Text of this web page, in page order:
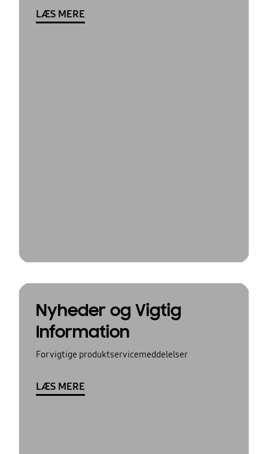
LÆS MERE
Nyheder og Vigtig
Information
For vigtige produktservicemeddelelser
LÆS MERE